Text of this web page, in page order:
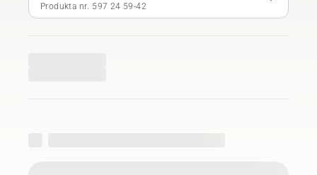
Produkta nr. 597 24 59‑42